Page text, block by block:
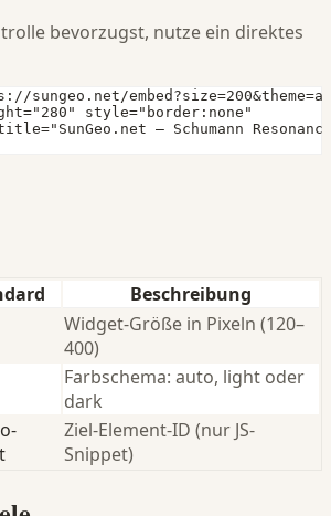
bevorzugst, nutze ein direktes
sungeo.net/
style="border:none"
— Schumann
Beschreibung
Widget-Größe in Pixeln (120–
400)
Farbschema: auto, light oder
dark
Ziel-Element-ID (nur JS-
Snippet)